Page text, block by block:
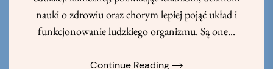
nauki o zdrowiu oraz chorym lepiej pojąć układ i
funkcjonowanie ludzkiego organizmu. Są one...
Continue Reading